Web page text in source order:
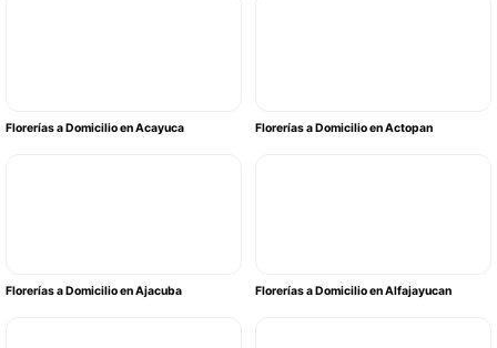
Florerías a Domicilio en Acayuca Florerías a Domicilio en Actopan
Florerías a Domicilio en Ajacuba Florerías a Domicilio en Alfajayucan